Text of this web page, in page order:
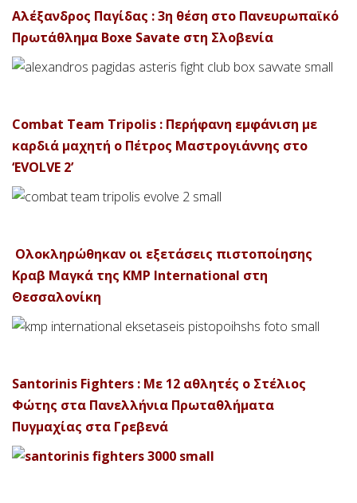
Αλέξανδρος Παγίδας : 3η θέση στο Πανευρωπαϊκό
Πρωτάθλημα Boxe Savate στη Σλοβενία
Combat Team Tripolis : Περήφανη εμφάνιση με
καρδιά μαχητή ο Πέτρος Μαστρογιάννης στο
‘EVOLVE 2’
Ολοκληρώθηκαν οι εξετάσεις πιστοποίησης
Κραβ Μαγκά της KMP International στη
Θεσσαλονίκη
Santorinis Fighters : Με 12 αθλητές ο Στέλιος
Φώτης στα Πανελλήνια Πρωταθλήματα
Πυγμαχίας στα Γρεβενά